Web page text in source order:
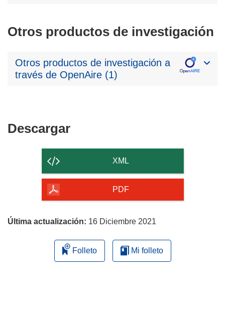
Otros productos de investigación
Otros productos de investigación a
través de OpenAire (1)
DescargarDescargar
contenido
de
página
XML
PDF
Última actualización: 16 Diciembre 2021
Folleto Mi folleto